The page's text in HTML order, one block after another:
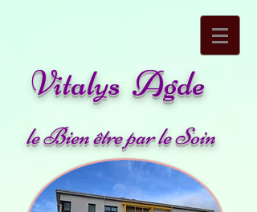
Vitalys Agde
le Bien être par le Soin